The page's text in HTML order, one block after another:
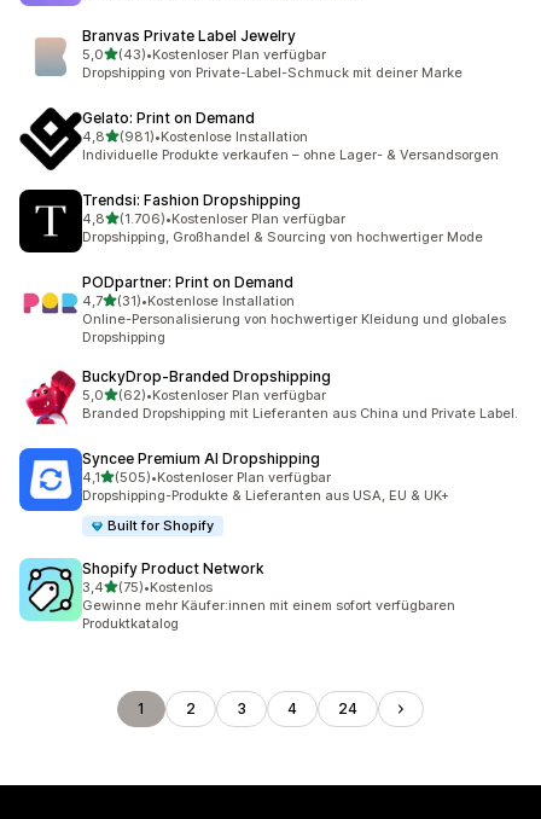
Branvas Private Label Jewelry
5,0von 5 Sternen
(43)
43 Rezensionen insgesamt
•Kostenloser Plan verfügbar
Dropshipping von Private-Label-Schmuck mit deiner Marke
Gelato: Print on Demand
4,8von 5 Sternen
(981)
981 Rezensionen insgesamt
•Kostenlose Installation
Individuelle Produkte verkaufen – ohne Lager- & Versandsorgen
Trendsi: Fashion Dropshipping
4,8von 5 Sternen
(1.706)
1706 Rezensionen insgesamt
•Kostenloser Plan verfügbar
Dropshipping, Großhandel & Sourcing von hochwertiger Mode
PODpartner: Print on Demand
4,7von 5 Sternen
(31)
31 Rezensionen insgesamt
•Kostenlose Installation
Online-Personalisierung von hochwertiger Kleidung und globales
Dropshipping
BuckyDrop‑Branded Dropshipping
5,0von 5 Sternen
(62)
62 Rezensionen insgesamt
•Kostenloser Plan verfügbar
Branded Dropshipping mit Lieferanten aus China und Private Label.
Syncee Premium AI Dropshipping
4,1von 5 Sternen
(505)
505 Rezensionen insgesamt
•Kostenloser Plan verfügbar
Dropshipping-Produkte & Lieferanten aus USA, EU & UK+
Built for Shopify
Shopify Product Network
3,4von 5 Sternen
(75)
75 Rezensionen insgesamt
•Kostenlos
Gewinne mehr Käufer:innen mit einem sofort verfügbaren
Produktkatalog
1 2 3 4 24